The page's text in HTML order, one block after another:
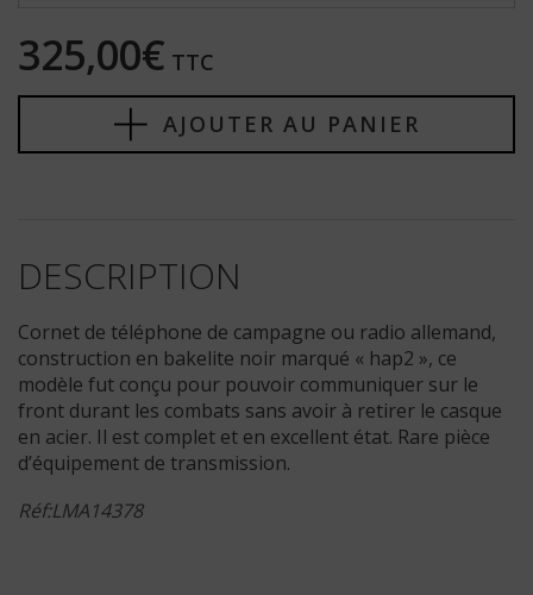
325,00€ TTC
AJOUTER AU PANIER
DESCRIPTION
Cornet de téléphone de campagne ou radio allemand,
construction en bakelite noir marqué « hap2 », ce
modèle fut conçu pour pouvoir communiquer sur le
front durant les combats sans avoir à retirer le casque
en acier. Il est complet et en excellent état. Rare pièce
d’équipement de transmission.
Réf:LMA14378